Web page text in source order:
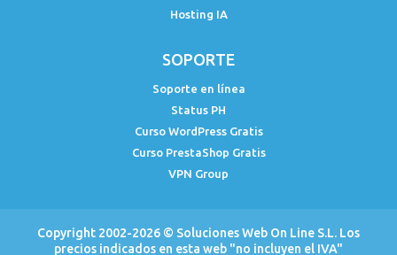
Hosting IA
SOPORTE
Soporte en línea
Status PH
Curso WordPress Gratis
Curso PrestaShop Gratis
VPN Group
Copyright 2002-2026 © Soluciones Web On Line S.L. Los
precios indicados en esta web "no incluyen el IVA"